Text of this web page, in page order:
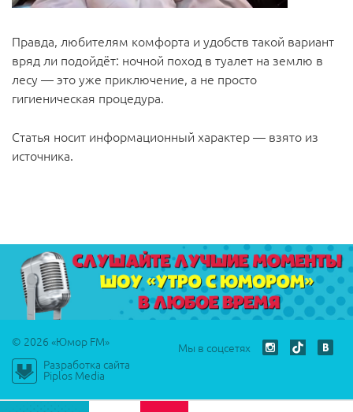
Правда, любителям комфорта и удобств такой вариант
вряд ли подойдёт: ночной поход в туалет на землю в
лесу — это уже приключение, а не просто
гигиеническая процедура.
Статья носит информационный характер — взято из
источника.
© 2026 «Юмор FM»
Мы в соцсетях
Разработка сайта
Piplos Media
Play Mute Settings
PIP